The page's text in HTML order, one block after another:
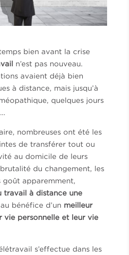
bien avant la crise
n’est pas nouveau.
avaient déjà bien
à distance, mais jusqu’à
quelques jours
nombreuses ont été les
de transférer tout ou
au domicile de leurs
du changement, les
goût apparemment,
à distance une
bénéfice d’un meilleur
vie personnelle et leur vie
s’effectue dans les